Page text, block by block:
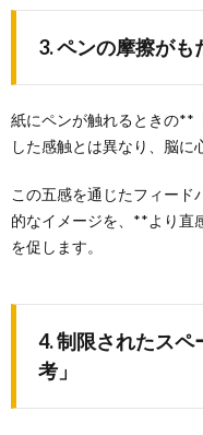
3. ペンの摩擦が
紙にペンが触れるときの**
した感触とは異なり、脳に
この五感を通じたフィード
的なイメージを、**より直
を促します。
4. 制限されたス
考」